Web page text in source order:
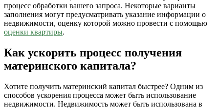
процесс обработки вашего запроса. Некоторые варианты
заполнения могут предусматривать указание информации о
недвижимости, оценку которой можно провести с помощью
оценки квартиры.
Как ускорить процесс получения
материнского капитала?
Хотите получить материнский капитал быстрее? Одним из
способов ускорения процесса может быть использование
недвижимости. Недвижимость может быть использована в